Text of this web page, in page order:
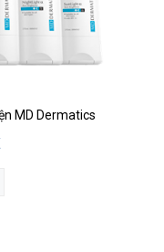
MD Dermatics